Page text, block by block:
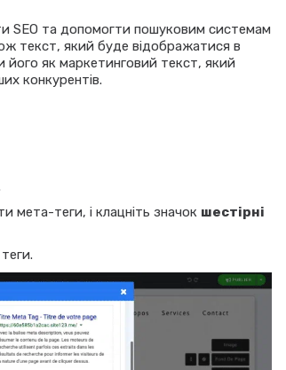
SEO та допомогти пошуковим системам
текст, який буде відображатися в
як маркетинговий текст, який
конкурентів.
мета-теги, і клацніть значок шестірні